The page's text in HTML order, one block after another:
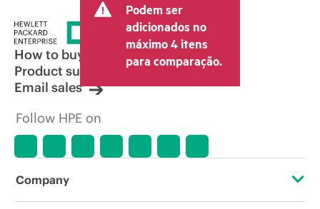
Podem ser
adicionados no
máximo 4 itens
para comparação.
How to buy
Product support
Email sales
Follow HPE on
Company